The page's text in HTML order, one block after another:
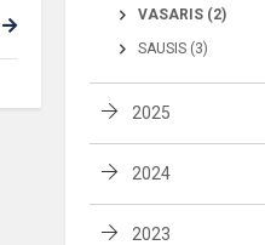
VASARIS (2)
SAUSIS (3)
2025
2024
2023